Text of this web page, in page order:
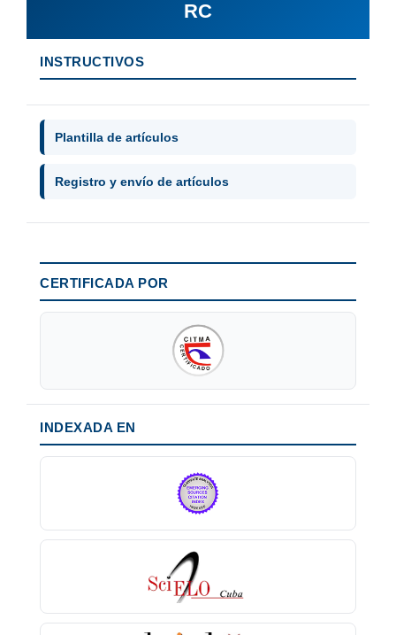
RC
INSTRUCTIVOS
Plantilla de artículos
Registro y envío de artículos
CERTIFICADA POR
INDEXADA EN